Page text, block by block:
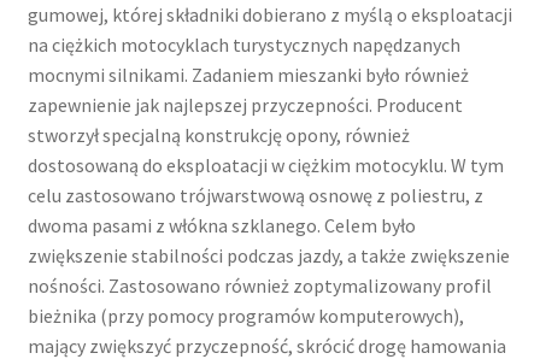
gumowej, której składniki dobierano z myślą o eksploatacji
na ciężkich motocyklach turystycznych napędzanych
mocnymi silnikami. Zadaniem mieszanki było również
zapewnienie jak najlepszej przyczepności. Producent
stworzył specjalną konstrukcję opony, również
dostosowaną do eksploatacji w ciężkim motocyklu. W tym
celu zastosowano trójwarstwową osnowę z poliestru, z
dwoma pasami z włókna szklanego. Celem było
zwiększenie stabilności podczas jazdy, a także zwiększenie
nośności. Zastosowano również zoptymalizowany profil
bieżnika (przy pomocy programów komputerowych),
mający zwiększyć przyczepność, skrócić drogę hamowania